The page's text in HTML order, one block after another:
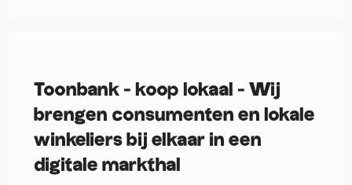
Toonbank - koop lokaal - Wij
brengen consumenten en lokale
winkeliers bij elkaar in een
digitale markthal